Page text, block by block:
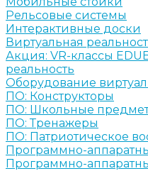
Рельсовые системы
Интерактивные доски
Виртуальная
Акция: VR-классы
реальность
Оборудование
ПО: Конструкторы
ПО: Школьные
ПО: Тренажеры
ПО: Патриотическое
Программно-
Программно-